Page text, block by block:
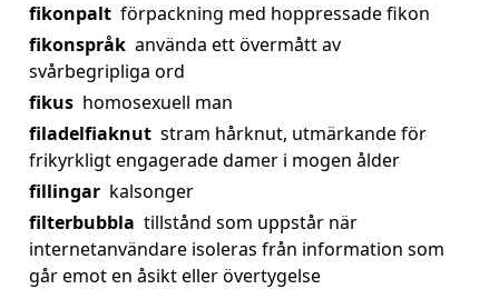
fikonpalt förpackning med hoppressade fikon
fikonspråk använda ett övermått av
svårbegripliga ord
fikus homosexuell man
filadelfiaknut stram hårknut, utmärkande för
frikyrkligt engagerade damer i mogen ålder
fillingar kalsonger
filterbubbla tillstånd som uppstår när
internetanvändare isoleras från information som
går emot en åsikt eller övertygelse